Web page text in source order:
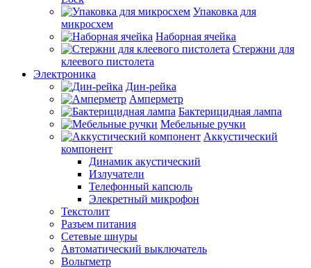
Упаковка для
микросхем
Наборная ячейка
Стержни для
клеевого пистолета
Электроника
Дин-рейка
Амперметр
Бактерицидная лампа
Мебельные ручки
Аккустический
компонент
Динамик акустический
Излучатели
Телефонный капсюль
Элекретный микрофон
Текстолит
Разъем питания
Сетевые шнуры
Автоматический выключатель
Вольтметр